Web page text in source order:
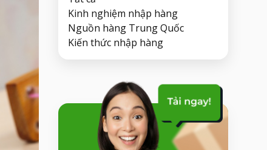
Kinh nghiệm nhập hàng
Nguồn hàng Trung Quốc
Kiến thức nhập hàng